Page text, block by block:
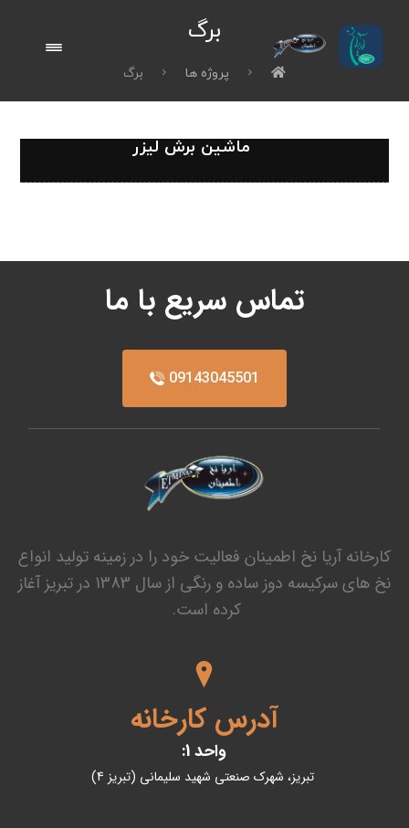
برگ
پروژه ها برگ
ماشین برش لیزر
تماس سریع با ما
09143045501
کارخانه آریا نخ اطمینان فعالیت خود را در زمینه تولید انواع
نخ های سرکیسه دوز ساده و رنگی از سال 1383 در تبریز آغاز
کرده است.
آدرس کارخانه
واحد 1:
تبریز، شهرک صنعتی شهید سلیمانی (تبریز 4)